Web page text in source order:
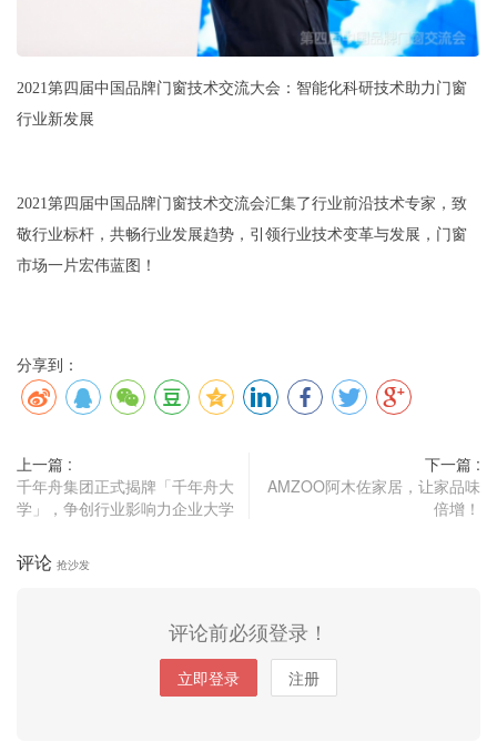
2021第四届中国品牌门窗技术交流大会：智能化科研技术助力门窗
行业新发展
2021第四届中国品牌门窗技术交流会汇集了行业前沿技术专家，致
敬行业标杆，共畅行业发展趋势，引领行业技术变革与发展，门窗
市场一片宏伟蓝图！
分享到：
上一篇 :
千年舟集团正式揭牌「千年舟大
学」，争创行业影响力企业大学
下一篇 :
AMZOO阿木佐家居，让家品味
倍增！
评论 抢沙发
评论前必须登录！
立即登录 注册